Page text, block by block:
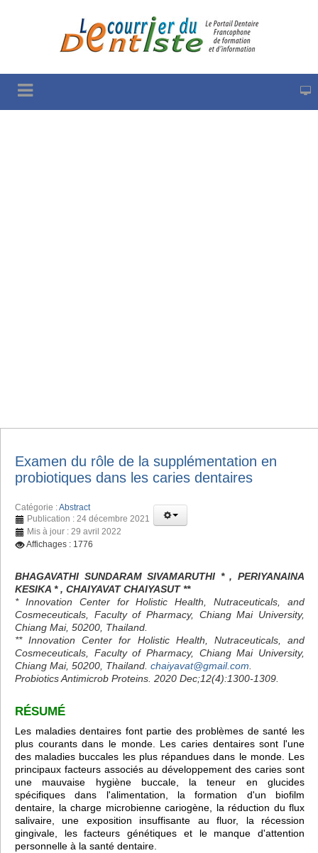
Examen du rôle de la supplémentation en
probiotiques dans les caries dentaires
Catégorie :Abstract
Publication : 24 décembre 2021
Mis à jour : 29 avril 2022
Affichages : 1776
BHAGAVATHI SUNDARAM SIVAMARUTHI * , PERIYANAINA
KESIKA * , CHAIYAVAT CHAIYASUT **
* Innovation Center for Holistic Health, Nutraceuticals, and
Cosmeceuticals, Faculty of Pharmacy, Chiang Mai University,
Chiang Mai, 50200, Thailand.
** Innovation Center for Holistic Health, Nutraceuticals, and
Cosmeceuticals, Faculty of Pharmacy, Chiang Mai University,
Chiang Mai, 50200, Thailand. chaiyavat@gmail.com
Probiotics Antimicrob Proteins. 2020 Dec;12(4):1300-1309.
RÉSUMÉ
Les maladies dentaires font partie des problèmes de santé les
plus courants dans le monde. Les caries dentaires sont l'une
des maladies buccales les plus répandues dans le monde. Les
principaux facteurs associés au développement des caries sont
une mauvaise hygiène buccale, la teneur en glucides
spécifiques dans l'alimentation, la formation d'un biofilm
dentaire, la charge microbienne cariogène, la réduction du flux
salivaire, une exposition insuffisante au fluor, la récession
gingivale, les facteurs génétiques et le manque d'attention
personnelle à la santé dentaire.